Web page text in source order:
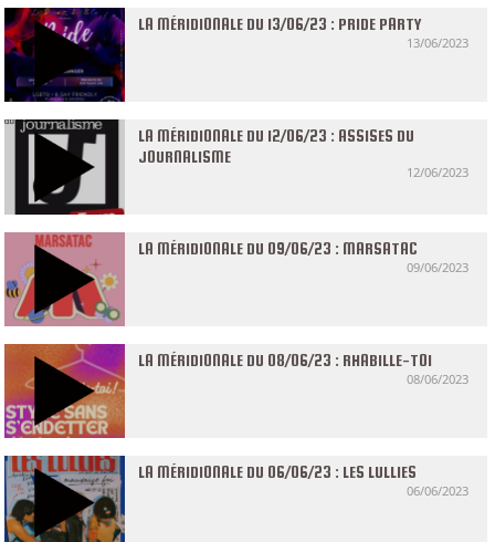
LA MÉRIDIONALE DU 13/06/23 : PRIDE PARTY
13/06/2023
LA MÉRIDIONALE DU 12/06/23 : ASSISES DU
JOURNALISME
12/06/2023
LA MÉRIDIONALE DU 09/06/23 : MARSATAC
09/06/2023
LA MÉRIDIONALE DU 08/06/23 : RHABILLE-TOI
08/06/2023
LA MÉRIDIONALE DU 06/06/23 : LES LULLIES
06/06/2023